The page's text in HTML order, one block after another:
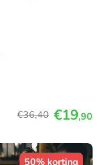
€36,40 €19,90
50% korting